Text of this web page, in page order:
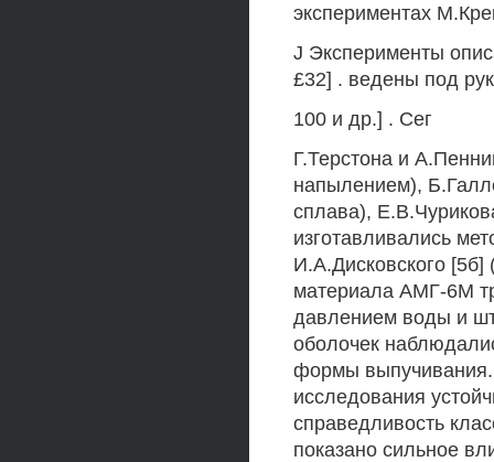
экспериментах
J Эксперименты
£32] . ведены под
100 и др.] . Сег
Г.Терстона и
напылением),
сплава),
изготавливались
И.А.Дисковского [5б]
материала АМГ-6М
давлением воды и
оболочек
формы выпучивания.
исследования
справедливость
показано сильное